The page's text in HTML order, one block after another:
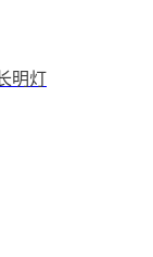
明灯